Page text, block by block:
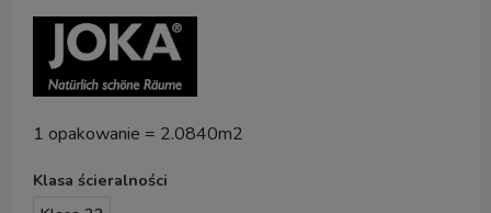
1 opakowanie = 2.0840m2
Klasa ścieralności